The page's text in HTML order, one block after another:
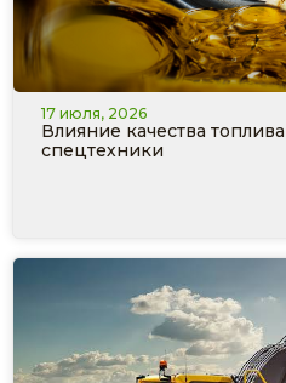
17 июля, 2026
Влияние качества
спецтехники